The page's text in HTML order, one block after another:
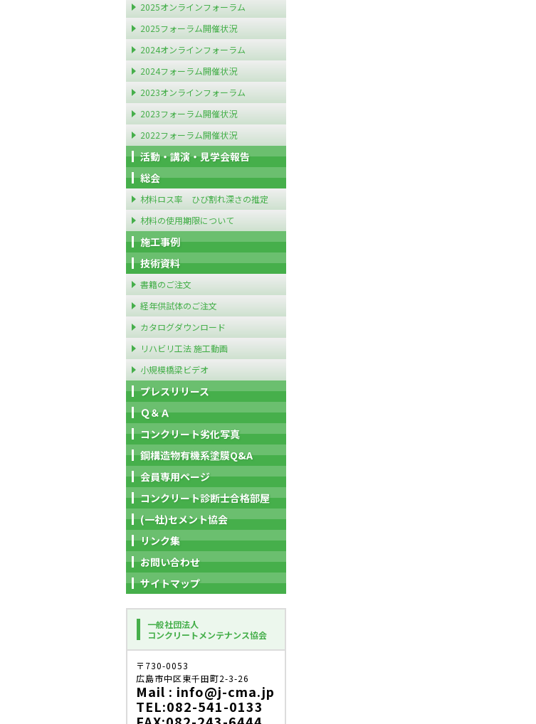
2025オンラインフォーラム
2025フォーラム開催状況
2024オンラインフォーラム
2024フォーラム開催状況
2023オンラインフォーラム
2023フォーラム開催状況
2022フォーラム開催状況
活動・講演・見学会報告
総会
材料ロス率 ひび割れ深さの推定
材料の使用期限について
施工事例
技術資料
書籍のご注文
経年供試体のご注文
カタログダウンロード
リハビリ工法 施工動画
小規模橋梁ビデオ
プレスリリース
Ｑ＆Ａ
コンクリート劣化写真
鋼構造物有機系塗膜Q&A
会員専用ページ
コンクリート診断士合格部屋
(一社)セメント協会
リンク集
お問い合わせ
サイトマップ
一般社団法人
コンクリートメンテナンス協会
〒730-0053
広島市中区東千田町2-3-26
Mail : info@j-cma.jp
TEL:082-541-0133